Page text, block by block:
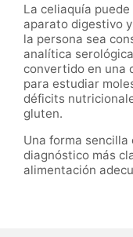
La celiaquía
aparato digestivo
la persona sea
analítica
convertido en una
para estudiar
déficits
gluten.
Una forma sencilla
diagnóstico más
alimentación